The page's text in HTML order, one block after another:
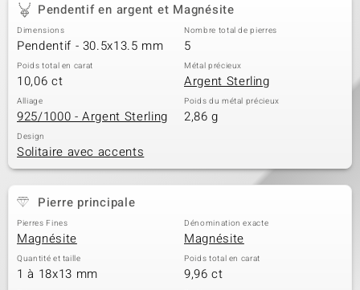
Pendentif en argent et Magnésite
Dimensions
Pendentif - 30.5x13.5 mm
Nombre total de pierres
5
Poids total en carat
10,06 ct
Métal précieux
Argent Sterling
Alliage
925/1000 - Argent Sterling
Poids du métal précieux
2,86 g
Design
Solitaire avec accents
Pierre principale
Pierres Fines
Magnésite
Dénomination exacte
Magnésite
Quantité et taille
1 à 18x13 mm
Poids total en carat
9,96 ct